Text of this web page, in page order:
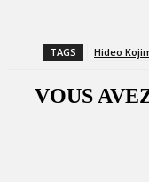
TAGS Hideo
VOUS